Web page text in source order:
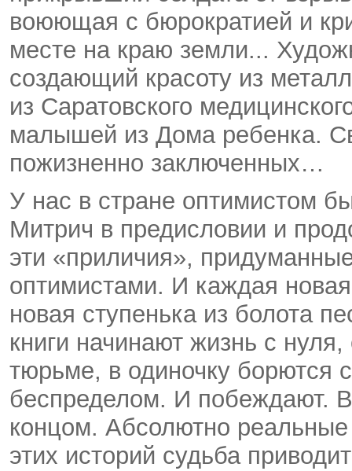
воюющая с бюрократией и
месте на краю земли...
создающий красоту из
из Саратовского
малышей из Дома ребенка.
пожизненно заключенных…
У нас в стране оптимистом
Митрич в предисловии и
эти «приличия»,
оптимистами. И каждая
новая ступенька из болота
книги начинают жизнь с
тюрьме, в одиночку борются
беспределом. И побеждают.
концом. Абсолютно реальные
этих историй судьба